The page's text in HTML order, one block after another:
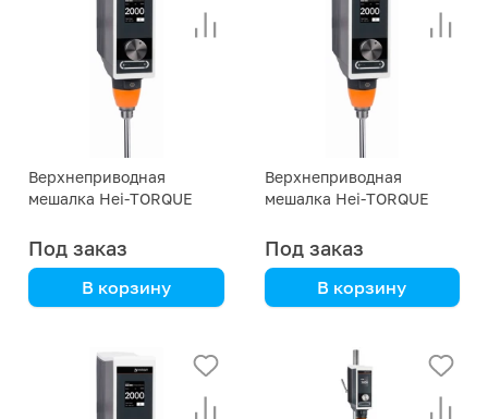
Верхнеприводная
мешалка Hei-TORQUE
Под заказ
В корзину
Верхнеприводная
мешалка Hei-TORQUE
Под заказ
В корзину